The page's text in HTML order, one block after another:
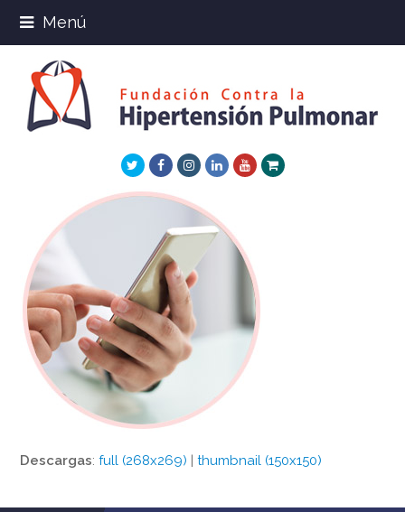
Menú
TwitterFacebookInstagram
LinkedInYoutube
Xing
Descargas:full (268x269) |thumbnail (150x150)